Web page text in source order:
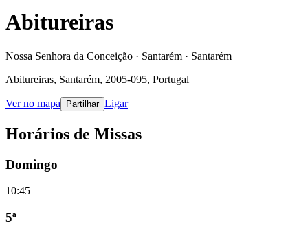
Abitureiras
Nossa Senhora da Conceição · Santarém · Santarém
Abitureiras, Santarém, 2005-095, Portugal
Ver no mapa Partilhar Ligar
Horários de Missas
Domingo
10:45
5ª